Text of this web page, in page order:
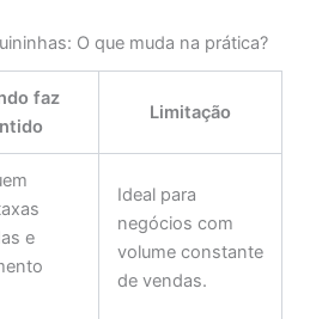
O que muda na prática?
faz
Limitação
e
Ideal para
negócios com
volume constante
de vendas.